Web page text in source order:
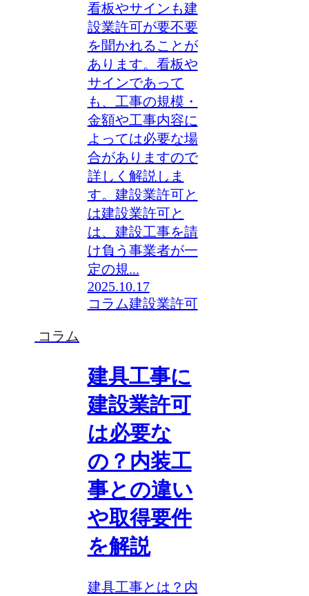
看板やサインも建
設業許可が要不要
を聞かれることが
あります。看板や
サインであって
も、工事の規模・
金額や工事内容に
よっては必要な場
合がありますので
詳しく解説しま
す。建設業許可と
は建設業許可と
は、建設工事を請
け負う事業者が一
定の規...
2025.10.17
コラム建設業許可
コラム
建具工事に
建設業許可
は必要な
の？内装工
事との違い
や取得要件
を解説
建具工事とは？内